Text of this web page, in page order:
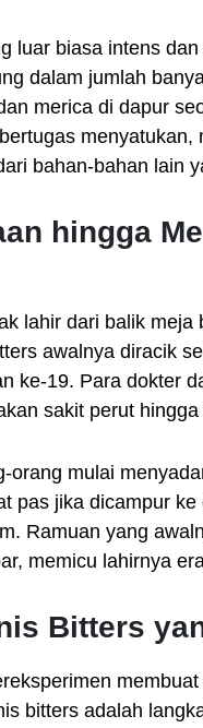
luar biasa intens
dalam jumlah
merica di dapur
menyatukan,
bahan-bahan lain
hingga
lahir dari balik meja
awalnya diracik
ke-19. Para dokter
sakit perut
orang mulai
pas jika dicampur
Ramuan yang
memicu lahirnya
Bitters
bitters adalah